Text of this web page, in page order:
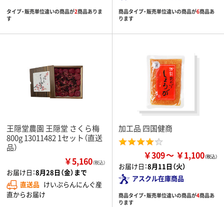
タイプ・販売単位違いの商品が2商品ありま
す
商品タイプ・販売単位違いの商品が6商品あ
ります
王隠堂農園 王隠堂 さくら梅
800g 13011482 1セット（直送
品）
￥5,160（税込）
お届け日：8月28日（金）まで
直送品 けいぷらんにんぐ産
直からお届け
加工品 四国健商
￥309 ￥1,100
お届け日：8月11日（火）
アスクル在庫商品
商品タイプ・販売単位違いの商品が4商品あ
ります